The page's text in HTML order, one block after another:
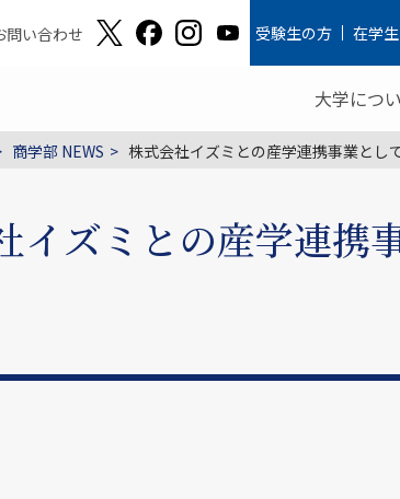
問い合わせ 受験生の方 在学
大学につ
商学部 NEWS 株式会社イズミとの産学連携事業とし
イズミとの産学連携